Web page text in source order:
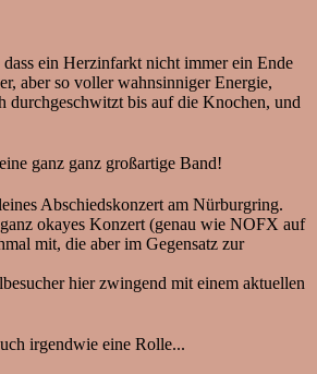
ein Herzinfarkt nicht immer ein Ende
aber so voller wahnsinniger Energie,
durchgeschwitzt bis auf die Knochen, und
ganz ganz großartige Band!
Abschiedskonzert am Nürburgring.
okayes Konzert (genau wie NOFX auf
mit, die aber im Gegensatz zur
hier zwingend mit einem aktuellen
irgendwie eine Rolle...